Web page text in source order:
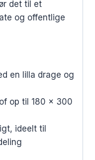
det til et
og offentlige
en lilla drage og
op til 180 x 300
ideelt til